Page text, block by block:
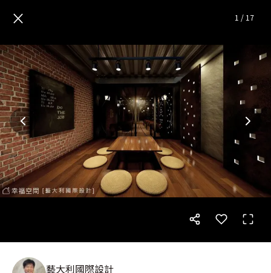
揉植復古紅磚 啜飲時代風華
× 1 / 17
藝大利國際設計